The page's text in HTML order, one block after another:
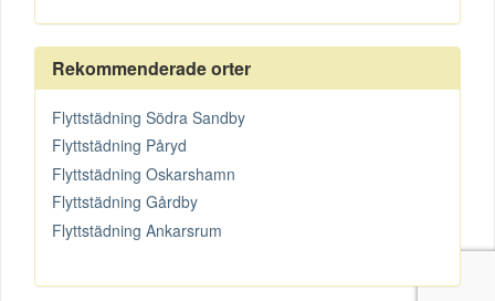
Rekommenderade orter
Flyttstädning Södra Sandby
Flyttstädning Påryd
Flyttstädning Oskarshamn
Flyttstädning Gårdby
Flyttstädning Ankarsrum